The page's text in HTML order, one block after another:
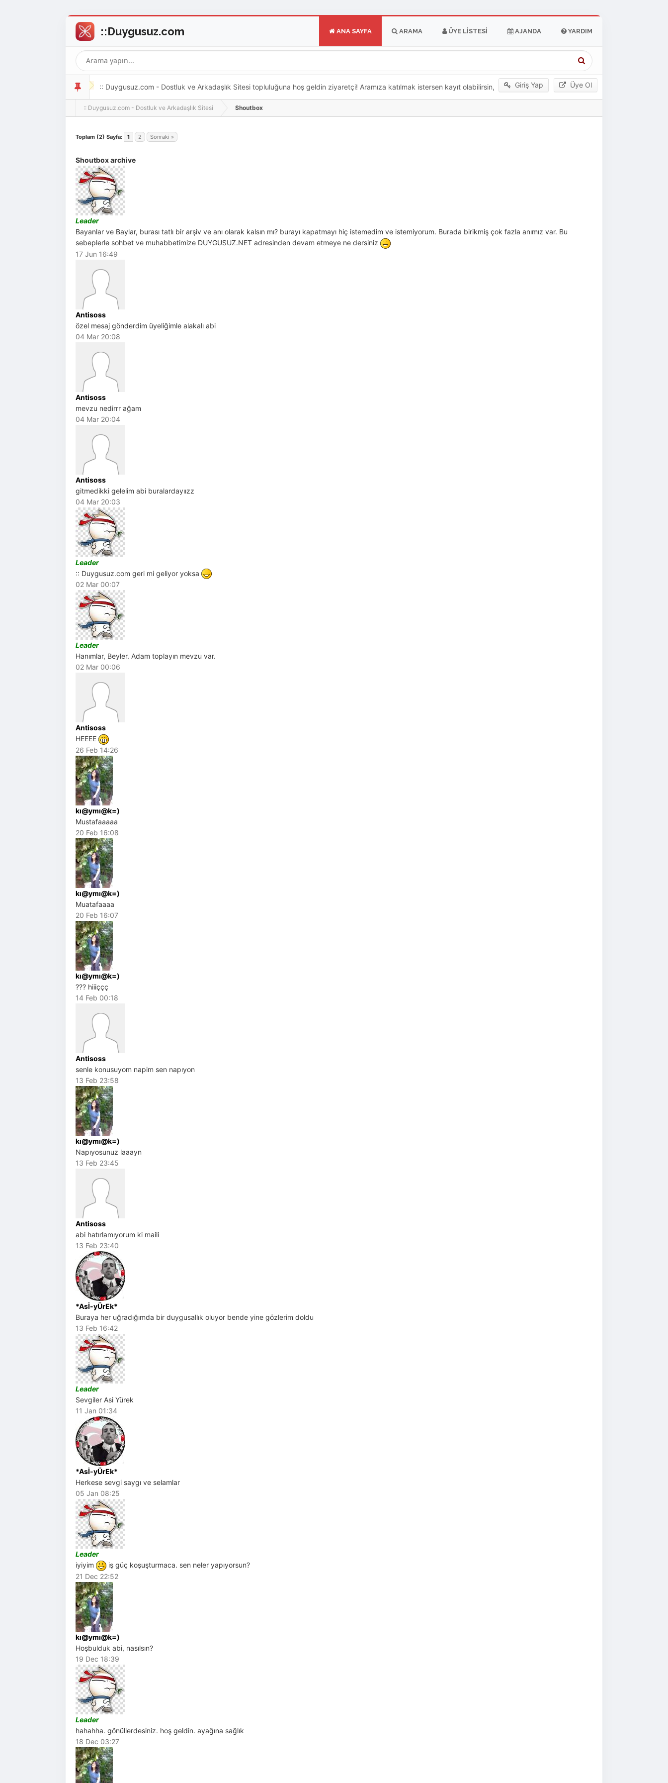
ANA SAYFA ARAMA ÜYE LISTESI AJANDA YARDIM
Giriş Yap Üye Ol
:: Duygusuz.com - Dostluk ve Arkadaşlık Sitesi topluluğuna hoş geldin ziyaretçi! Aramıza katılmak istersen kayıt olabilirsin,
oldukça kolay ve zahmetsizdir.
:: Duygusuz.com - Dostluk ve Arkadaşlık Sitesi Shoutbox
Toplam (2) Sayfa: 1 2 Sonraki »
Shoutbox archive
Leader
Bayanlar ve Baylar, burası tatlı bir arşiv ve anı olarak kalsın mı? burayı kapatmayı hiç istemedim ve istemiyorum. Burada birikmiş çok fazla anımız var. Bu
sebeplerle sohbet ve muhabbetimize DUYGUSUZ.NET adresinden devam etmeye ne dersiniz
17 Jun 16:49
Antisoss
özel mesaj gönderdim üyeliğimle alakalı abi
04 Mar 20:08
Antisoss
mevzu nedirrr ağam
04 Mar 20:04
Antisoss
gitmedikki gelelim abi buralardayıızz
04 Mar 20:03
Leader
:: Duygusuz.com geri mi geliyor yoksa
02 Mar 00:07
Leader
Hanımlar, Beyler. Adam toplayın mevzu var.
02 Mar 00:06
Antisoss
HEEEE
26 Feb 14:26
kı@ymı@k=)
Mustafaaaaa
20 Feb 16:08
kı@ymı@k=)
Muatafaaaa
20 Feb 16:07
kı@ymı@k=)
??? hiiiççç
14 Feb 00:18
Antisoss
senle konusuyom napim sen napıyon
13 Feb 23:58
kı@ymı@k=)
Napıyosunuz laaayn
13 Feb 23:45
Antisoss
abi hatırlamıyorum ki maili
13 Feb 23:40
*Asİ-yÜrEk*
Buraya her uğradığımda bir duygusallık oluyor bende yine gözlerim doldu
13 Feb 16:42
Leader
Sevgiler Asi Yürek
11 Jan 01:34
*Asİ-yÜrEk*
Herkese sevgi saygı ve selamlar
05 Jan 08:25
Leader
iyiyim
iş güç koşuşturmaca. sen neler yapıyorsun?
21 Dec 22:52
kı@ymı@k=)
Hoşbulduk abi, nasılsın?
19 Dec 18:39
Leader
hahahha. gönüllerdesiniz. hoş geldin. ayağına sağlık
18 Dec 03:27